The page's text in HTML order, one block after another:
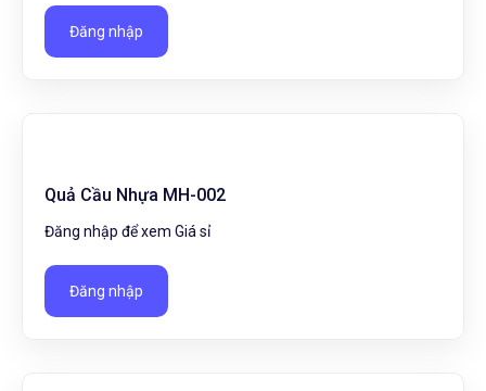
Đăng nhập
Quả Cầu Nhựa MH-002
Đăng nhập để xem Giá sỉ
Đăng nhập